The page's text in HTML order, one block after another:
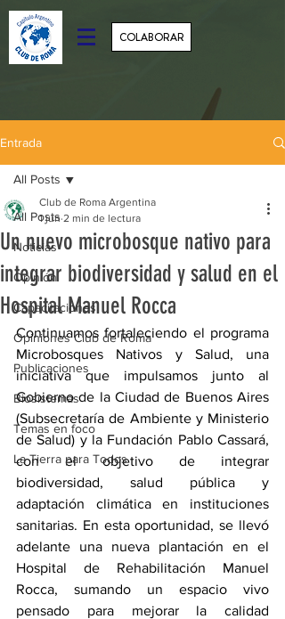
COLABORAR
Entrada
All Posts
Noticias
Opinión
Capacitaciones
Opiniones Club de Roma
Publicaciones
Biosistemas
Temas en foco
La Tierra para Todos
All Posts
Un nuevo microbosque nativo para
integrar biodiversidad y salud en el
Hospital Manuel Rocca
Club de Roma Argentina
1 jun 2 min de lectura
Continuamos fortaleciendo el programa
Microbosques Nativos y Salud, una
iniciativa que impulsamos junto al
Gobierno de la Ciudad de Buenos Aires
(Subsecretaría de Ambiente y Ministerio
de Salud) y la Fundación Pablo Cassará,
con el objetivo de integrar
biodiversidad, salud pública y
adaptación climática en instituciones
sanitarias. En esta oportunidad, se llevó
adelante una nueva plantación en el
Hospital de Rehabilitación Manuel
Rocca, sumando un espacio vivo
pensado para mejorar la calidad